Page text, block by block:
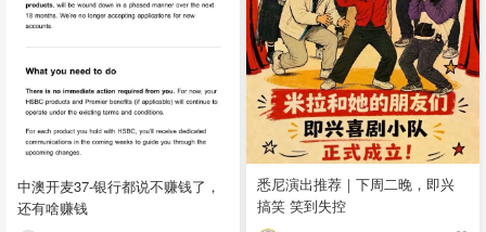
中澳开麦37-银行都说不赚钱了，
还有啥赚钱
悉尼演出推荐｜下周二晚，即兴
搞笑 笑到失控